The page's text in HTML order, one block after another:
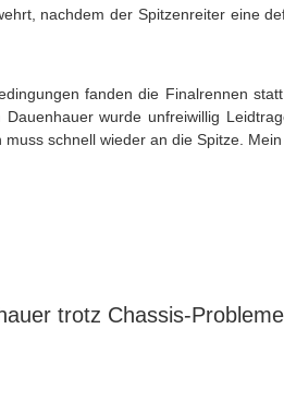
nachdem der Spitzenreiter eine
fanden die Finalrennen
wurde unfreiwillig
schnell wieder an die Spitze. Mein
trotz Chassis-